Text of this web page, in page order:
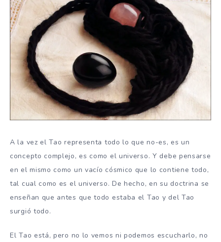
A la vez el Tao representa todo lo que no-es, es un
concepto complejo, es como el universo. Y debe pensarse
en el mismo como un vacío cósmico que lo contiene todo,
tal cual como es el universo. De hecho, en su doctrina se
enseñan que antes que todo estaba el Tao y del Tao
surgió todo.
El Tao está, pero no lo vemos ni podemos escucharlo, no